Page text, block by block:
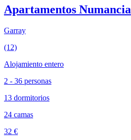
Apartamentos Numancia
Garray
(12)
Alojamiento entero
2 - 36 personas
13 dormitorios
24 camas
32 €